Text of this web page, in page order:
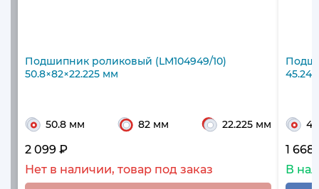
Подшипник роликовый (LM104949/10)
50.8×82×22.225 мм
50.8 мм 82 мм 22.225 мм
2 099 ₽
Нет в наличии, товар под заказ
1 668
В